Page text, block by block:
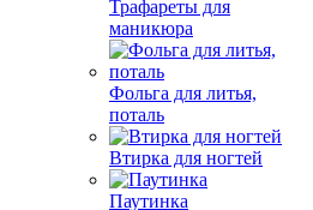
Трафареты для
маникюра
Фольга для литья,
поталь
Втирка для ногтей
Паутинка